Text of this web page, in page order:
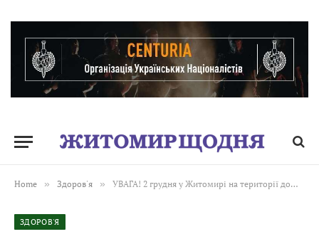
Home » Здоров'я » УВАГА! 2 грудня у Житомирі на території дошкільного навчального закладу №44 зафільмували на відео лисицю
ЗДОРОВ'Я